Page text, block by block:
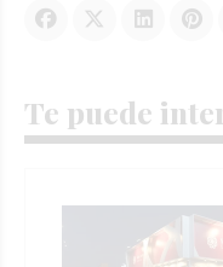
Te puede